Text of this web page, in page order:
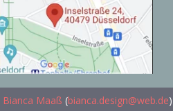
Bianca Maaß (bianca.design@web.de)